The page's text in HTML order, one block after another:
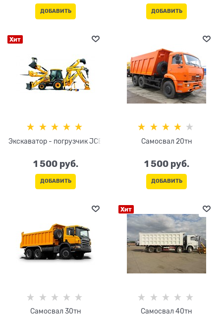
ДОБАВИТЬ ДОБАВИТЬ
Хит
Экскаватор - погрузчик JCB
1 500 руб.
ДОБАВИТЬ
Самосвал 20тн
1 500 руб.
ДОБАВИТЬ
Самосвал 30тн
Хит
Самосвал 40тн